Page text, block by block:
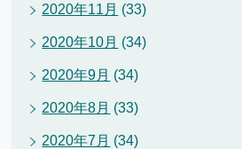
2020年11月 (33)
2020年10月 (34)
2020年9月 (34)
2020年8月 (33)
2020年7月 (34)